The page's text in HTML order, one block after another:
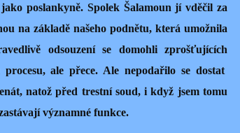
poslankyně. Spolek Šalamoun jí vděčil za
na základě našeho podnětu, která umožnila
odsouzení se domohli zprošťujících
ale přece. Ale nepodařilo se dostat
natož před trestní soud, i když jsem tomu
významné funkce.